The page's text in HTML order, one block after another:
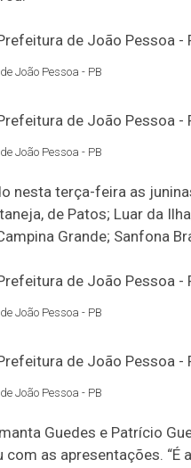
João Pessoa - PB
João Pessoa - PB
nesta terça-feira as
de Patos; Luar da
Grande; Sanfona
João Pessoa - PB
João Pessoa - PB
Guedes e Patrício
com as apresentações.